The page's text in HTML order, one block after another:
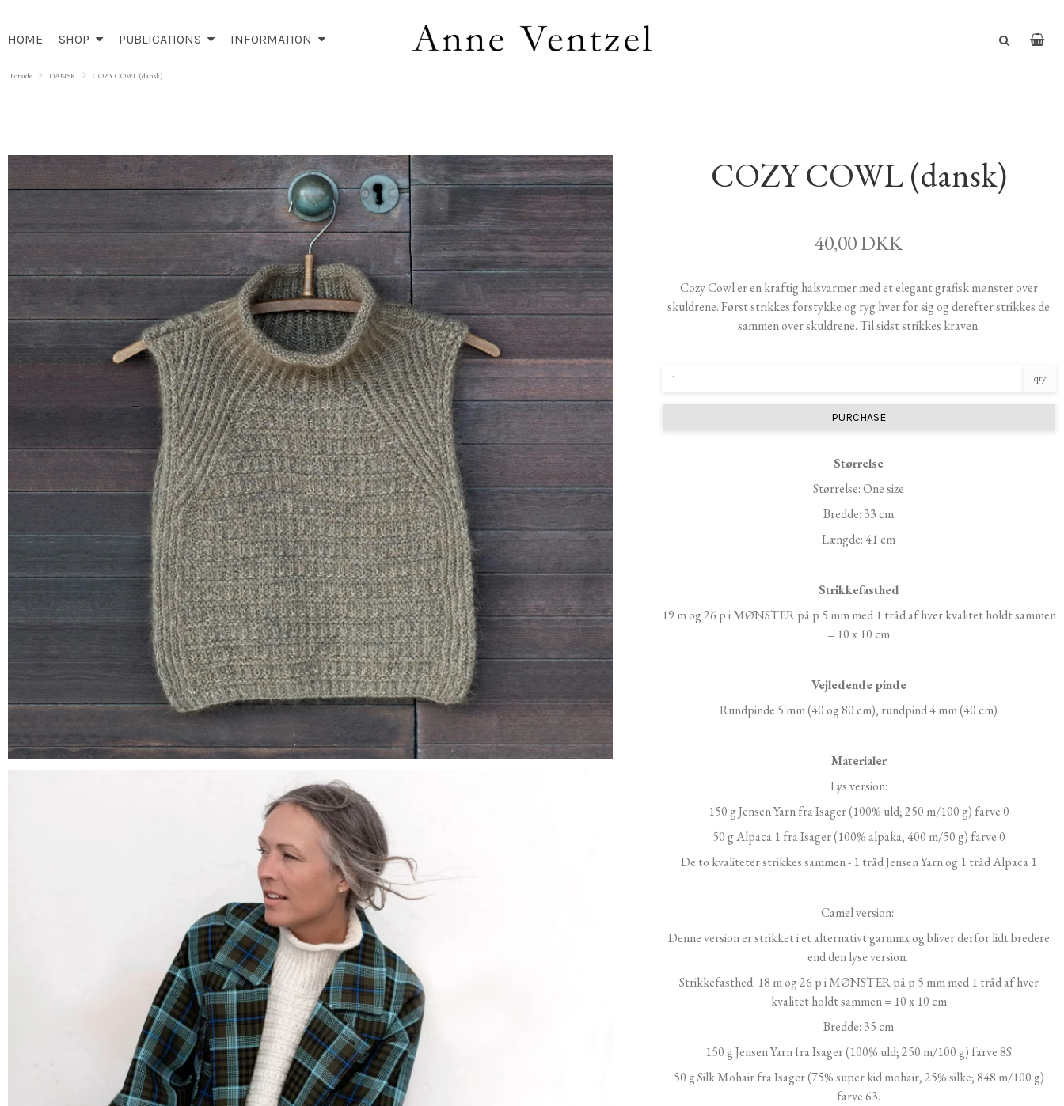
HOME SHOP PUBLICATIONS INFORMATION
Forside DANSK COZY COWL (dansk)
COZY COWL (dansk)
40,00 DKK
Cozy Cowl er en kraftig halsvarmer med et elegant grafisk mønster over
skuldrene. Først strikkes forstykke og ryg hver for sig og derefter strikkes de
sammen over skuldrene. Til sidst strikkes kraven.
qty
PURCHASE
Størrelse
Størrelse: One size
Bredde: 33 cm
Længde: 41 cm
Strikkefasthed
19 m og 26 p i MØNSTER på p 5 mm med 1 tråd af hver kvalitet holdt sammen
= 10 x 10 cm
Vejledende pinde
Rundpinde 5 mm (40 og 80 cm), rundpind 4 mm (40 cm)
Materialer
Lys version:
150 g Jensen Yarn fra Isager (100% uld; 250 m/100 g) farve 0
50 g Alpaca 1 fra Isager (100% alpaka; 400 m/50 g) farve 0
De to kvaliteter strikkes sammen - 1 tråd Jensen Yarn og 1 tråd Alpaca 1
Camel version:
Denne version er strikket i et alternativt garnmix og bliver derfor lidt bredere
end den lyse version.
Strikkefasthed: 18 m og 26 p i MØNSTER på p 5 mm med 1 tråd af hver
kvalitet holdt sammen = 10 x 10 cm
Bredde: 35 cm
150 g Jensen Yarn fra Isager (100% uld; 250 m/100 g) farve 8S
50 g Silk Mohair fra Isager (75% super kid mohair, 25% silke; 848 m/100 g)
farve 63.